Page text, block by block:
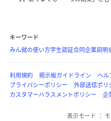
キーワード
みん就の使い方学生認証合同企業説明
利用規約 掲示板ガイドライン ヘル
プライバシーポリシー
外部送信ポリ
カスタマーハラスメントポリシー
企
表示モード